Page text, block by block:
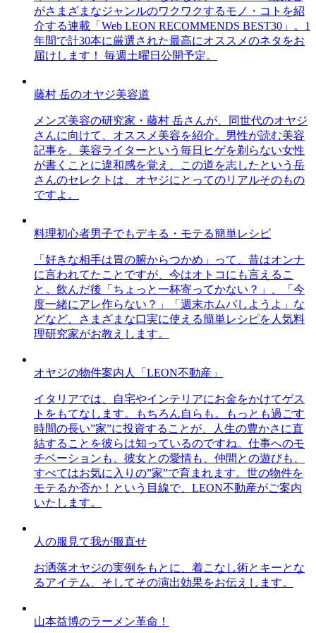
がさまざまなジャンルのワクワクするモノ・コトを紹
介する連載「Web LEON RECOMMENDS BEST30」。1
年間で計30本に厳選された最高にオススメのネタをお
届けします！ 毎週土曜日公開予定。
藤村 岳のオヤジ美容道
メンズ美容の研究家・藤村 岳さんが、同世代のオヤジ
さんに向けて、オススメ美容を紹介。男性が読む美容
記事を、美容ライターという毎日ヒゲを剃らない女性
が書くことに違和感を覚え、この道を志したという岳
さんのセレクトは、オヤジにとってのリアルそのもの
ですよ。
料理初心者男子でもデキる・モテる簡単レシピ
「好きな相手は胃の腑からつかめ」って、昔はオンナ
に言われてたことですが、今はオトコにも言えるこ
と。飲んだ後「ちょっと一杯寄ってかない？」、「今
度一緒にアレ作らない？」「週末ホムパしようよ」な
どなど、さまざまな口実に使える簡単レシピを人気料
理研究家がお教えします。
オヤジの物件案内人「LEON不動産」
イタリアでは、自宅やインテリアにお金をかけてゲス
トをもてなします。もちろん自らも。もっとも過ごす
時間の長い”家”に投資することが、人生の豊かさに直
結することを彼らは知っているのですね。仕事へのモ
チベーションも、彼女との愛情も、仲間との遊びも、
すべてはお気に入りの”家”で育まれます。世の物件を
モテるか否か！という目線で、LEON不動産がご案内
いたします。
人の服見て我が服直せ
お洒落オヤジの実例をもとに、着こなし術とキーとな
るアイテム、そしてその演出効果をお伝えします。
山本益博のラーメン革命！